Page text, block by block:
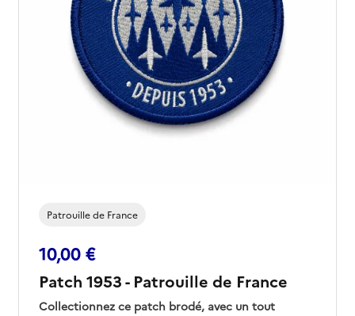
(7 avis)
Patrouille de France
10,00 €
Patch 1953 - Patrouille de France
Collectionnez ce patch brodé, avec un tout